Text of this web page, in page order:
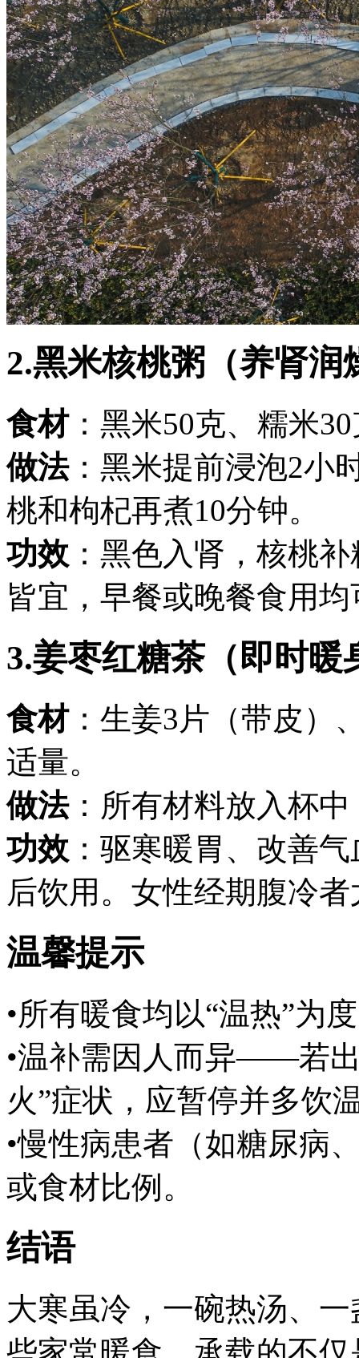
2.黑米核桃粥（养肾润
食材：黑米50克、糯米
做法：黑米提前浸泡2小
桃和枸杞再煮10分钟。
功效 ：黑色入肾，核桃
皆宜，早餐或晚餐食用均
3.姜枣红糖茶（即时暖
食材：生姜3片（带皮）
适量。
做法：所有材料放入杯
功效 ：驱寒暖胃、改善
后饮用。女性经期腹冷
温馨提示
•所有暖食均以“温热”为
•温补需因人而异——若
火”症状，应暂停并多饮
•慢性病患者（如糖尿病
或食材比例。
结语
大寒虽冷，一碗热汤、